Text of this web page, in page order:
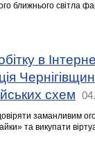
ближнього світла
в
схем
заманливим
та викупати